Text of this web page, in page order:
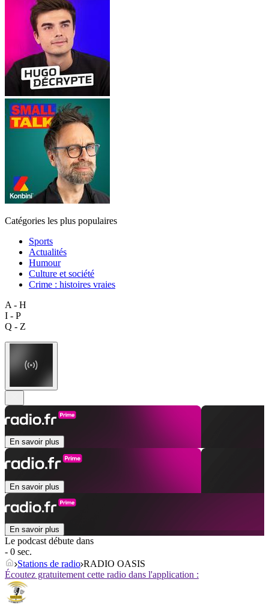
Catégories les plus populaires
Sports
Actualités
Humour
Culture et société
Crime : histoires vraies
A - H
I - P
Q - Z
En savoir plus
En savoir plus
En savoir plus
Le podcast débute dans
- 0 sec.
Stations de radio RADIO OASIS
Écoutez gratuitement cette radio dans l'application :